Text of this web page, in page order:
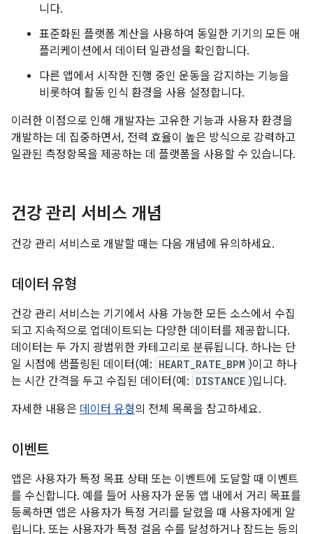
니다.
표준화된 플랫폼 계산을 사용하여 동일한 기기의 모든 애
플리케이션에서 데이터 일관성을 확인합니다.
다른 앱에서 시작한 진행 중인 운동을 감지하는 기능을
비롯하여 활동 인식 환경을 사용 설정합니다.
이러한 이점으로 인해 개발자는 고유한 기능과 사용자 환경을
개발하는 데 집중하면서, 전력 효율이 높은 방식으로 강력하고
일관된 측정항목을 제공하는 데 플랫폼을 사용할 수 있습니다.
건강 관리 서비스 개념
건강 관리 서비스로 개발할 때는 다음 개념에 유의하세요.
데이터 유형
건강 관리 서비스는 기기에서 사용 가능한 모든 소스에서 수집
되고 지속적으로 업데이트되는 다양한 데이터를 제공합니다.
데이터는 두 가지 광범위한 카테고리로 분류됩니다. 하나는 단
일 시점에 샘플링된 데이터(예: HEART_RATE_BPM )이고 하나
는 시간 간격을 두고 수집된 데이터(예: DISTANCE )입니다.
자세한 내용은 데이터 유형의 전체 목록을 참고하세요.
이벤트
앱은 사용자가 특정 목표 상태 또는 이벤트에 도달할 때 이벤트
를 수신합니다. 예를 들어 사용자가 운동 앱 내에서 거리 목표를
등록하면 앱은 사용자가 특정 거리를 달렸을 때 사용자에게 알
립니다. 또는 사용자가 특정 걸음 수를 달성하거나 잠드는 등의